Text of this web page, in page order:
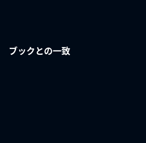
ブックとの一致